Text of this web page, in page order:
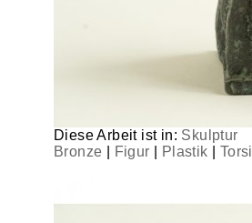
Diese Arbeit ist in: Skulptur
Bronze
Figur Plastik Torsi